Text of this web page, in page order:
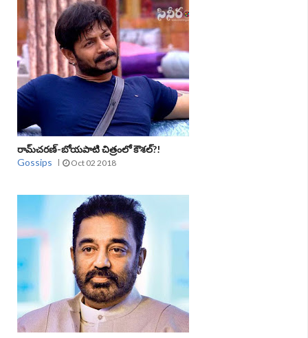
రామ్‌చరణ్‌-బోయపాటి చిత్రంలో కౌశల్‌?!
Gossips
Oct 02 2018